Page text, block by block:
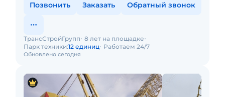
Позвонить Заказать Обратный звонок
Обновлено сегодня
ТрансСтройГрупп 8 лет на площадке
Парк техники:12 единиц Работаем 24/7